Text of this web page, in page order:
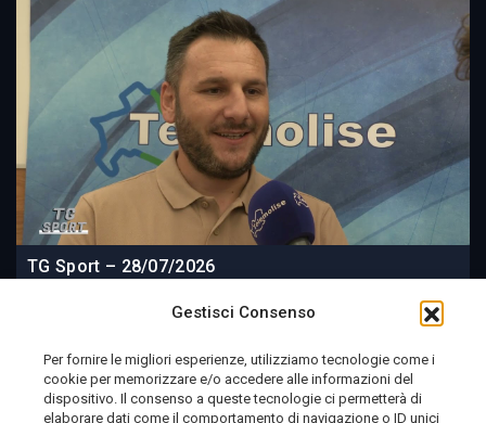
Gestisci Consenso
Per fornire le migliori esperienze, utilizziamo tecnologie come i
cookie per memorizzare e/o accedere alle informazioni del
dispositivo. Il consenso a queste tecnologie ci permetterà di
elaborare dati come il comportamento di navigazione o ID unici
TG Sport – 28/07/2026
2 settimane fa